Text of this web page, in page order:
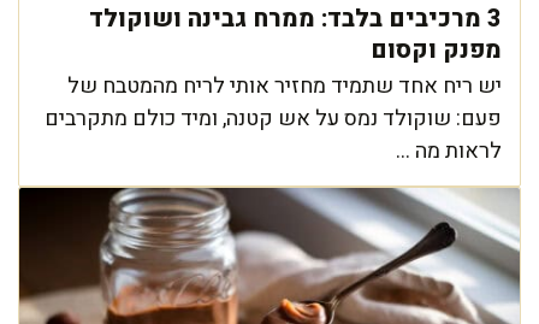
3 מרכיבים בלבד: ממרח גבינה ושוקולד
מפנק וקסום
יש ריח אחד שתמיד מחזיר אותי לריח מהמטבח של
פעם: שוקולד נמס על אש קטנה, ומיד כולם מתקרבים
לראות מה ...